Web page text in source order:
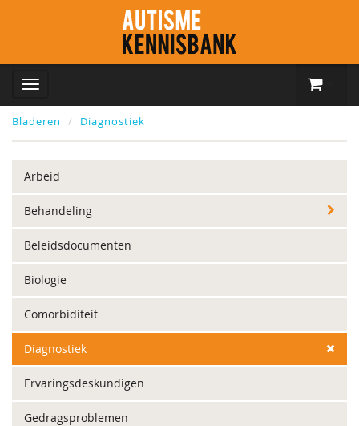
Bladeren Diagnostiek
Arbeid
Behandeling
Beleidsdocumenten
Biologie
Comorbiditeit
Diagnostiek
Ervaringsdeskundigen
Gedragsproblemen